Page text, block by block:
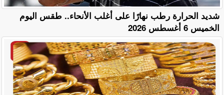
​شديد الحرارة رطب نهارًا على أغلب الأنحاء.. طقس اليوم
الخميس 6 أغسطس 2026